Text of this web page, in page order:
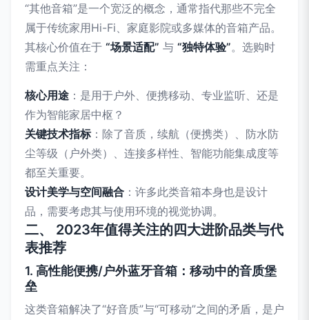
“其他音箱”是一个宽泛的概念，通常指代那些不完全
属于传统家用Hi-Fi、家庭影院或多媒体的音箱产品。
其核心价值在于 “场景适配” 与 “独特体验”。选购时
需重点关注：
核心用途 ：是用于户外、便携移动、专业监听、还是
作为智能家居中枢？
关键技术指标：除了音质，续航（便携类）、防水防
尘等级（户外类）、连接多样性、智能功能集成度等
都至关重要。
设计美学与空间融合 ：许多此类音箱本身也是设计
品，需要考虑其与使用环境的视觉协调。
二、 2023年值得关注的四大进阶品类与代
表推荐
1. 高性能便携/户外蓝牙音箱：移动中的音质堡
垒
这类音箱解决了“好音质”与“可移动”之间的矛盾，是户